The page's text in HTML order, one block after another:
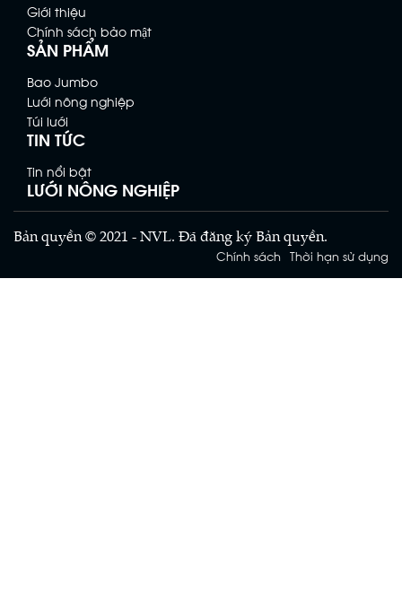
Giới thiệu
Chính sách bảo mật
SẢN PHẨM
Bao Jumbo
Lưới nông nghiệp
Túi lưới
TIN TỨC
Tin nổi bật
LƯỚI NÔNG NGHIỆP
Bản quyền © 2021 - NVL. Đã đăng ký Bản quyền.
Chính sách Thời hạn sử dụng